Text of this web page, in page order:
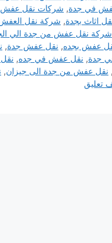
في جدة, شركات نقل عفش
اثاث بجدة, شركة نقل
شركة نقل عفش من جدة الي
عفش بجده, نقل عفش جدة,
جدة, نقل عفش في جده,
, نقل عفش من جدة الى جيزان,
تعليق